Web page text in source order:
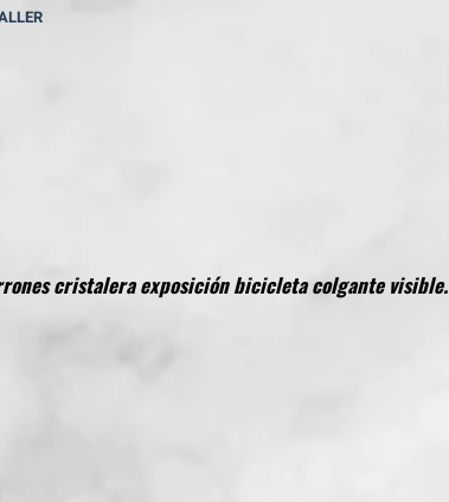
cristalera exposición bicicleta colgante visible.